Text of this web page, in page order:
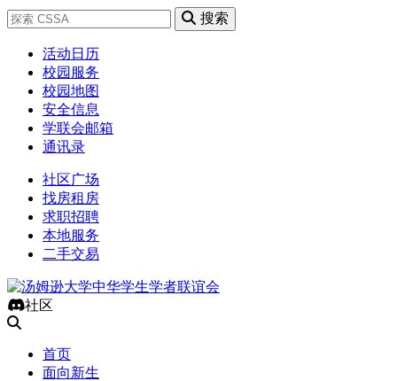
搜索
活动日历
校园服务
校园地图
安全信息
学联会邮箱
通讯录
社区广场
找房租房
求职招聘
本地服务
二手交易
社区
首页
面向新生